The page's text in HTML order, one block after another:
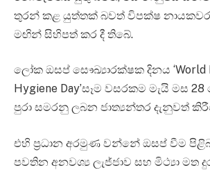
තුරන් කළ යුත්තක් බවත් විපක්ෂ
මඟින් සිහිපත් කර දී තිබේ.
ලෝක ඔසප් සෞඛ්‍යාරක්ෂක දිනය ‘World
Hygiene Day’සෑම වසරකම මැයි මස
පුරා සමරනු ලබන ජාත්‍යන්තර දැනුවත්
එහි ප්‍රධාන අරමුණ වන්නේ ඔසප් වීම
පවතින අනවශ්‍ය ලැජ්ජාව සහ මිථ්‍යා මත